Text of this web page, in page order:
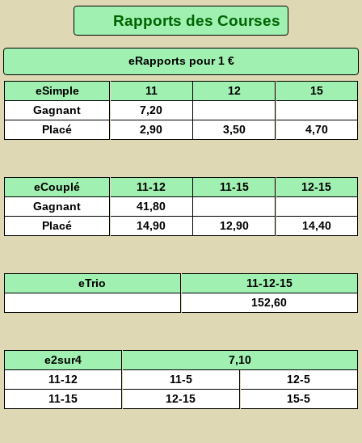
Rapports des Courses
eRapports pour 1 €
eSimple 11 12
15
Gagnant
7,20
Placé
2,90 3,50 4,70
eCouplé 11-12 11-15
12-15
Gagnant
41,80
Placé
14,90 12,90 14,40
eTrio
11-12-15
152,60
e2sur4
7,10
11-12
11-5
12-5
11-15
12-15 15-5